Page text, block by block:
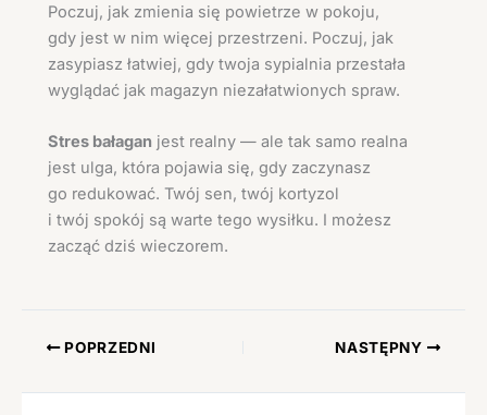
Poczuj, jak zmienia się powietrze w pokoju,
gdy jest w nim więcej przestrzeni. Poczuj, jak
zasypiasz łatwiej, gdy twoja sypialnia przestała
wyglądać jak magazyn niezałatwionych spraw.
Stres bałagan jest realny — ale tak samo realna
jest ulga, która pojawia się, gdy zaczynasz
go redukować. Twój sen, twój kortyzol
i twój spokój są warte tego wysiłku. I możesz
zacząć dziś wieczorem.
POPRZEDNI NASTĘPNY